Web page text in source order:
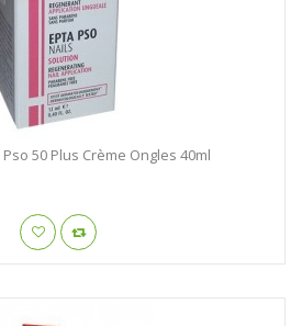
50 Plus Crème Ongles 40ml